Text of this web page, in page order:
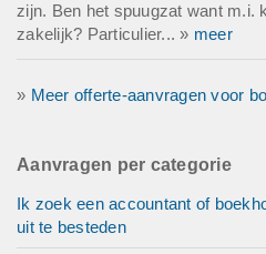
zijn. Ben het spuugzat want m.i.
zakelijk? Particulier... » meer
» Meer offerte-aanvragen voor
Aanvragen per categorie
Ik zoek een accountant of
uit te besteden